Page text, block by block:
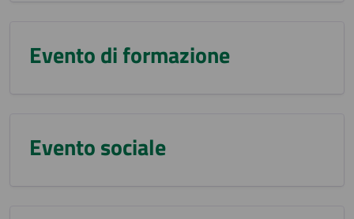
Evento di formazione
Evento sociale